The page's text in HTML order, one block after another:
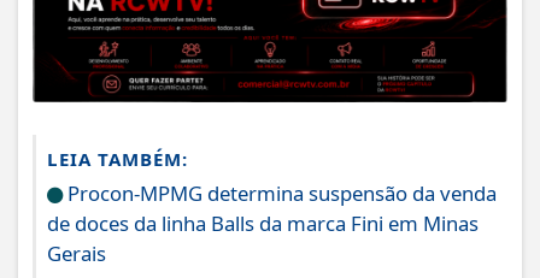
LEIA TAMBÉM:
Procon-MPMG determina suspensão da venda
de doces da linha Balls da marca Fini em Minas
Gerais